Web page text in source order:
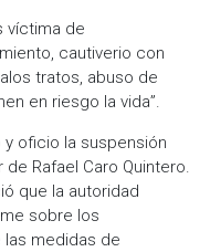
víctima de
cautiverio con
tratos, abuso de
en riesgo la vida”.
oficio la suspensión
Rafael Caro Quintero.
que la autoridad
sobre los
medidas de